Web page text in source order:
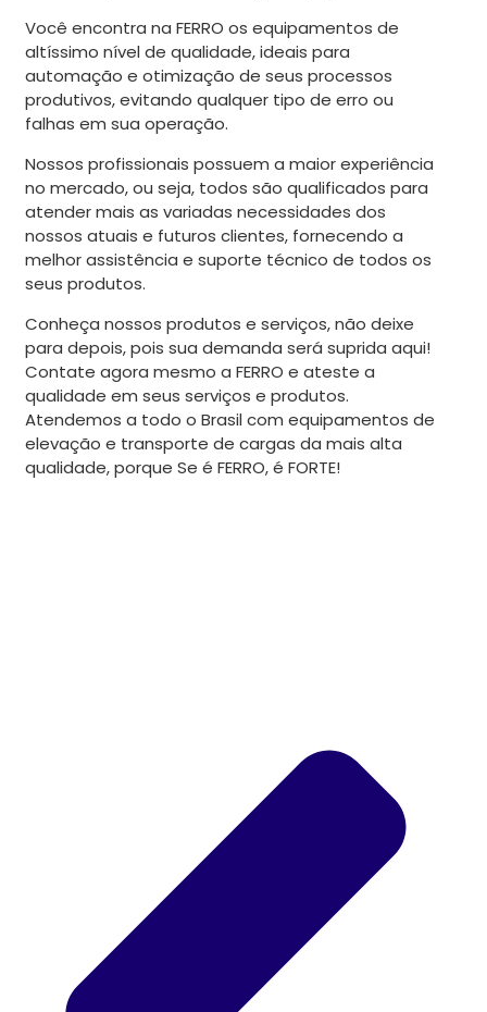
Você encontra na FERRO os equipamentos de
altíssimo nível de qualidade, ideais para
automação e otimização de seus processos
produtivos, evitando qualquer tipo de erro ou
falhas em sua operação.
Nossos profissionais possuem a maior experiência
no mercado, ou seja, todos são qualificados para
atender mais as variadas necessidades dos
nossos atuais e futuros clientes, fornecendo a
melhor assistência e suporte técnico de todos os
seus produtos.
Conheça nossos produtos e serviços, não deixe
para depois, pois sua demanda será suprida aqui!
Contate agora mesmo a FERRO e ateste a
qualidade em seus serviços e produtos.
Atendemos a todo o Brasil com equipamentos de
elevação e transporte de cargas da mais alta
qualidade, porque Se é FERRO, é FORTE!